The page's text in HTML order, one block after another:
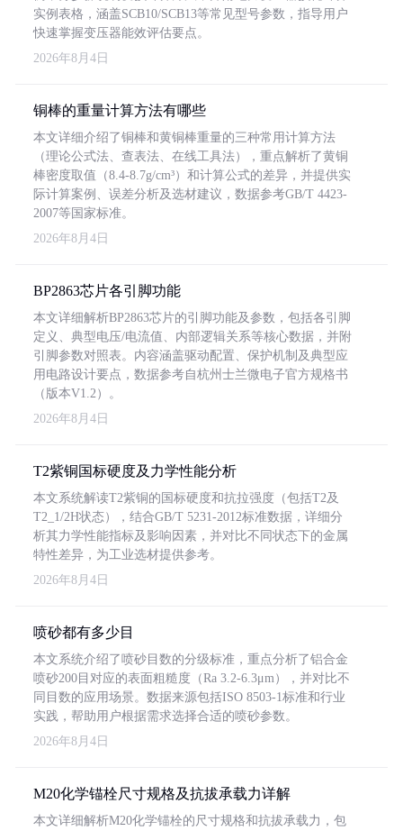
实例表格，涵盖SCB10/SCB13等常见型号参数，指导用户
快速掌握变压器能效评估要点。
2026年8月4日
铜棒的重量计算方法有哪些
本文详细介绍了铜棒和黄铜棒重量的三种常用计算方法
（理论公式法、查表法、在线工具法），重点解析了黄铜
棒密度取值（8.4-8.7g/cm³）和计算公式的差异，并提供实
际计算案例、误差分析及选材建议，数据参考GB/T 4423-
2007等国家标准。
2026年8月4日
BP2863芯片各引脚功能
本文详细解析BP2863芯片的引脚功能及参数，包括各引脚
定义、典型电压/电流值、内部逻辑关系等核心数据，并附
引脚参数对照表。内容涵盖驱动配置、保护机制及典型应
用电路设计要点，数据参考自杭州士兰微电子官方规格书
（版本V1.2）。
2026年8月4日
T2紫铜国标硬度及力学性能分析
本文系统解读T2紫铜的国标硬度和抗拉强度（包括T2及
T2_1/2H状态），结合GB/T 5231-2012标准数据，详细分
析其力学性能指标及影响因素，并对比不同状态下的金属
特性差异，为工业选材提供参考。
2026年8月4日
喷砂都有多少目
本文系统介绍了喷砂目数的分级标准，重点分析了铝合金
喷砂200目对应的表面粗糙度（Ra 3.2-6.3μm），并对比不
同目数的应用场景。数据来源包括ISO 8503-1标准和行业
实践，帮助用户根据需求选择合适的喷砂参数。
2026年8月4日
M20化学锚栓尺寸规格及抗拔承载力详解
本文详细解析M20化学锚栓的尺寸规格和抗拔承载力，包